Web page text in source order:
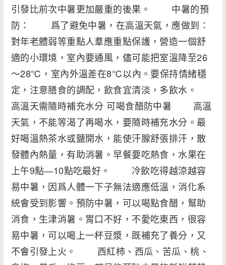
引發比前次中暑更加嚴重的後果。 中暑的預
防： 爲了避免中暑，在高溫天氣，應做到：
對年老體弱等重點人羣應重點保護，營造一個舒
適的小環境，室內要通風，儘可能把室溫降至26
～28℃，室內外溫差在8℃以內。要保持情緒穩
定，注意膳食的調配，飲食宜清淡，多飲水。
高溫天需隨時補充水分 可喝食醋防中暑 高溫
天氣，不能等渴了再喝水，要隨時補充水分。最
好喝溫熱茶水或鹽開水，能使汗腺舒張排汗，散
發體內熱量，有助消暑。早餐要吃熱食，水果在
上午9點―10點吃最好。 冷飲吃得越涼越容
易中暑，因爲人體一下子無法適應低溫，消化系
統會受到影響。預防中暑，可以喝點食醋，幫助
消食，生津消暑。胃口不好，不愛吃東西，很容
易中暑，可以喝上一杯豆漿，既補充了養分，又
不會引發上火。 西紅柿、西瓜、苦瓜、桃、